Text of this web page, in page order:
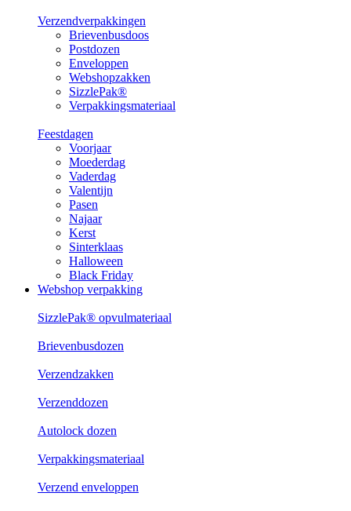
Verzendverpakkingen
Brievenbusdoos
Postdozen
Enveloppen
Webshopzakken
SizzlePak®
Verpakkingsmateriaal
Feestdagen
Voorjaar
Moederdag
Vaderdag
Valentijn
Pasen
Najaar
Kerst
Sinterklaas
Halloween
Black Friday
Webshop verpakking
SizzlePak® opvulmateriaal
Brievenbusdozen
Verzendzakken
Verzenddozen
Autolock dozen
Verpakkingsmateriaal
Verzend enveloppen